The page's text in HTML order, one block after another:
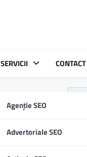
SERVICII
Agenție SEO
Advertoriale SEO
CONTACT